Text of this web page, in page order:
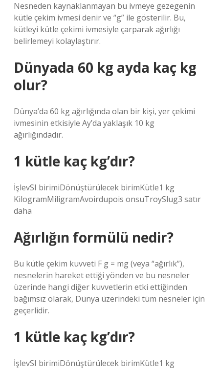
Nesneden kaynaklanmayan bu ivmeye gezegenin
kütle çekim ivmesi denir ve “g” ile gösterilir. Bu,
kütleyi kütle çekimi ivmesiyle çarparak ağırlığı
belirlemeyi kolaylaştırır.
Dünyada 60 kg ayda kaç kg
olur?
Dünya’da 60 kg ağırlığında olan bir kişi, yer çekimi
ivmesinin etkisiyle Ay’da yaklaşık 10 kg
ağırlığındadır.
1 kütle kaç kg’dır?
İşlevSI birimiDönüştürülecek birimKütle1 kg
KilogramMiligramAvoirdupois onsuTroySlug3 satır
daha
Ağırlığın formülü nedir?
Bu kütle çekim kuvveti F g = mg (veya “ağırlık”),
nesnelerin hareket ettiği yönden ve bu nesneler
üzerinde hangi diğer kuvvetlerin etki ettiğinden
bağımsız olarak, Dünya üzerindeki tüm nesneler için
geçerlidir.
1 kütle kaç kg’dır?
İşlevSI birimiDönüştürülecek birimKütle1 kg